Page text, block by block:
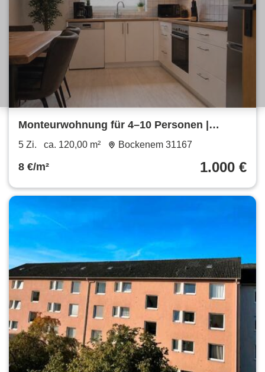
Monteurwohnung für 4–10 Personen |
Einzelbetten, nahe A7
5 Zi. ca. 120,00 m² Bockenem 31167
8 €/m² 1.000 €